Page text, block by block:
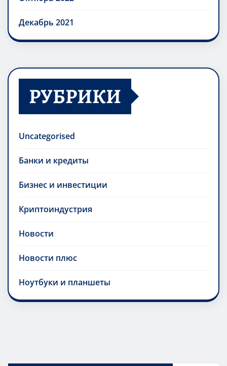
Декабрь 2021
РУБРИКИ
Uncategorised
Банки и кредиты
Бизнес и инвестиции
Криптоиндустрия
Новости
Новости плюс
Ноутбуки и планшеты